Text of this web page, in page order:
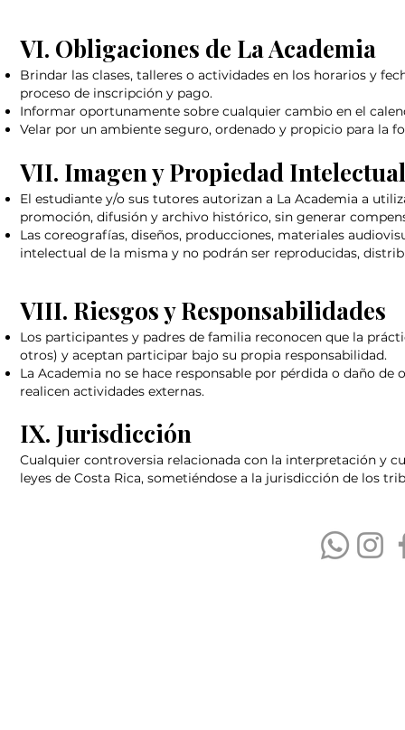
VI. Obligaciones de La Academia
Brindar las clases, talleres o actividades en los horarios y
proceso de inscripción y pago.
Informar oportunamente sobre cualquier cambio en el
Velar por un ambiente seguro, ordenado y propicio para la
VII. Imagen y Propiedad Intelectual
El estudiante y/o sus tutores autorizan a La Academia a
promoción, difusión y archivo histórico, sin generar
Las coreografías, diseños, producciones, materiales
intelectual de la misma y no podrán ser reproducidas,
VIII. Riesgos y Responsabilidades
Los participantes y padres de familia reconocen que la
otros) y aceptan participar bajo su propia responsabilidad.
La Academia no se hace responsable por pérdida o daño
realicen actividades externas.
IX. Jurisdicción
Cualquier controversia relacionada con la interpretación y
leyes de Costa Rica, sometiéndose a la jurisdicción de los